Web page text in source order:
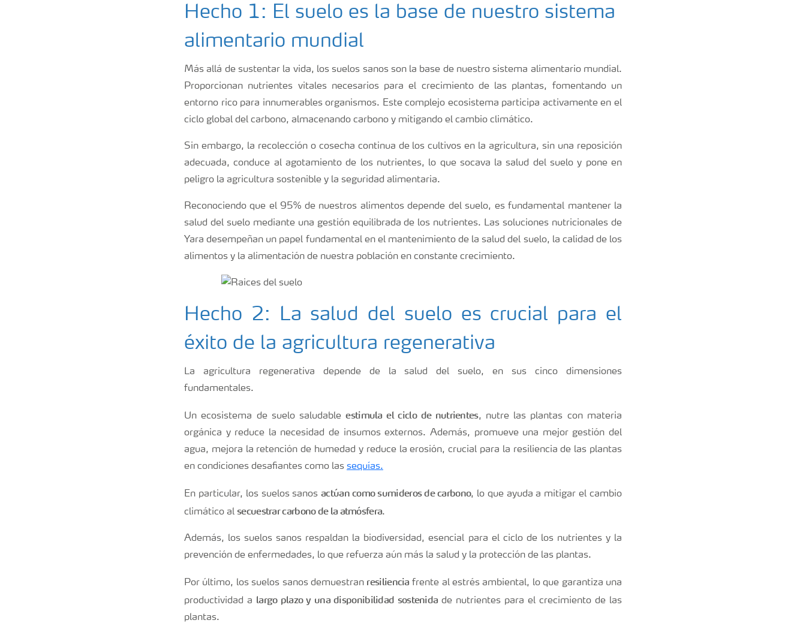
Hecho 1: El suelo es la base de nuestro sistema
alimentario mundial
Más allá de sustentar la vida, los suelos sanos son la base de nuestro sistema alimentario mundial.
Proporcionan nutrientes vitales necesarios para el crecimiento de las plantas, fomentando un
entorno rico para innumerables organismos. Este complejo ecosistema participa activamente en el
ciclo global del carbono, almacenando carbono y mitigando el cambio climático.
Sin embargo, la recolección o cosecha continua de los cultivos en la agricultura, sin una reposición
adecuada, conduce al agotamiento de los nutrientes, lo que socava la salud del suelo y pone en
peligro la agricultura sostenible y la seguridad alimentaria.
Reconociendo que el 95% de nuestros alimentos depende del suelo, es fundamental mantener la
salud del suelo mediante una gestión equilibrada de los nutrientes. Las soluciones nutricionales de
Yara desempeñan un papel fundamental en el mantenimiento de la salud del suelo, la calidad de los
alimentos y la alimentación de nuestra población en constante crecimiento.
Hecho 2: La salud del suelo es crucial para el
éxito de la agricultura regenerativa
La agricultura regenerativa depende de la salud del suelo, en sus cinco dimensiones
fundamentales.
Un ecosistema de suelo saludableestimula el ciclo de nutrientes, nutre las plantas con materia
orgánica y reduce la necesidad de insumos externos. Además, promueve una mejor gestión del
agua, mejora la retención de humedad y reduce la erosión, crucial para la resiliencia de las plantas
en condiciones desafiantes como las sequías.
En particular, los suelos sanosactúan como sumideros de carbono, lo que ayuda a mitigar el cambio
climático al secuestrar carbono de la atmósfera.
Además, los suelos sanos respaldan la biodiversidad, esencial para el ciclo de los nutrientes y la
prevención de enfermedades, lo que refuerza aún más la salud y la protección de las plantas.
Por último, los suelos sanos demuestran resiliencia frente al estrés ambiental, lo que garantiza una
productividad a largo plazo y una disponibilidad sostenida de nutrientes para el crecimiento de las
plantas.